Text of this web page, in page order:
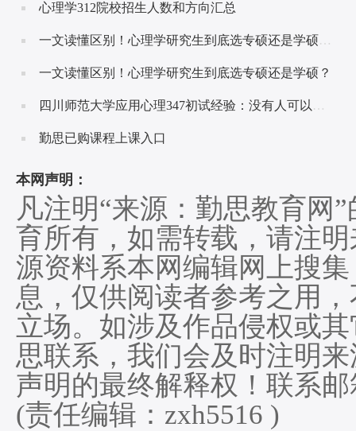
心理学312院校招生人数和方向汇总
一文读懂区别！心理学研究生到底选专硕还是学硕呢？
一文读懂区别！心理学研究生到底选专硕还是学硕？
四川师范大学应用心理347初试经验：没有人可以随随便便成功！
勤思已购课程上课入口
本网声明：
凡注明“来源：勤思教育网
育所有，如需转载，请注
源资料系本网编辑网上搜
息，仅供阅读者参考之用
立场。如涉及作品侵权或
思联系，我们会及时注明
声明的最终解释权！联系邮
(责任编辑：zxh5516 )